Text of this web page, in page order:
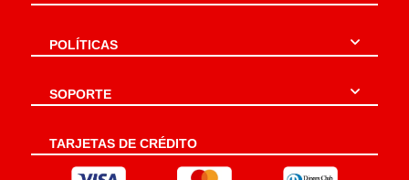
POLÍTICAS
SOPORTE
TARJETAS DE CRÉDITO